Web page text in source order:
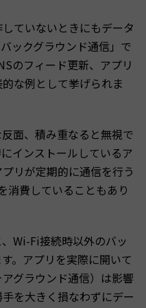
ていないときにもデータ
ックグラウンド通信」で
のフィード更新、アプリ
な例として挙げられま
面、積み重なると無視で
インストールしているア
リが定期的に通信を行う
消費していることもあり
Wi-Fi接続時以外のバッ
。アプリを実際に開いて
グラウンド通信）は影響
を大きく損なわずにデー